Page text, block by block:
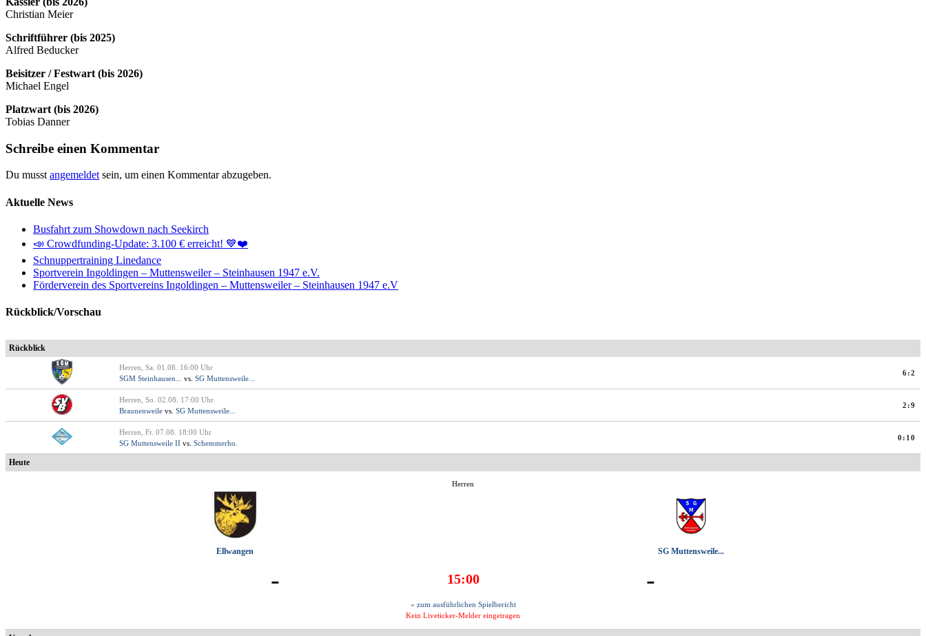
Christian Meier
Schriftführer (bis 2025)
Alfred Beducker
Beisitzer / Festwart (bis 2026)
Michael Engel
Platzwart (bis 2026)
Tobias Danner
Schreibe einen Kommentar
Du musst angemeldet sein, um einen Kommentar abzugeben.
Aktuelle News
Busfahrt zum Showdown nach Seekirch
📣 Crowdfunding-Update: 3.100 € erreicht! 💙❤️
Schnuppertraining Linedance
Sportverein Ingoldingen – Muttensweiler – Steinhausen 1947 e.V.
Förderverein des Sportvereins Ingoldingen – Muttensweiler – Steinhausen 1947 e.V
Rückblick/Vorschau
Rückblick
Herren, Sa. 01.08. 16:00 Uhr
SGM Steinhausen...
vs. SG Muttensweile...
6:2
Herren, So. 02.08. 17:00 Uhr
Braunenweile vs. SG Muttensweile...
2:9
Herren, Fr. 07.08. 18:00 Uhr
SG Muttensweile II vs. Schemmerho.
0:10
Heute
Herren
Ellwangen SG Muttensweile...
- 15:00 -
» zum ausführlichen Spielbericht
Kein Liveticker-Melder eingetragen